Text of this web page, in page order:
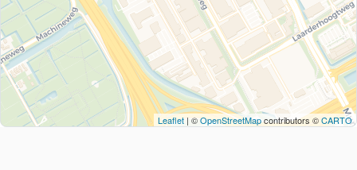
Leaflet| ©OpenStreetMapcontributors ©CARTO